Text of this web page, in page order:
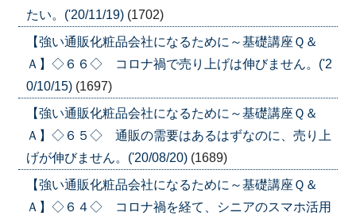
たい。('20/11/19) (1702)
【強い通販化粧品会社になるために～基礎講座Ｑ＆
Ａ】◇６６◇ コロナ禍で売り上げは伸びません。('2
0/10/15) (1697)
【強い通販化粧品会社になるために～基礎講座Ｑ＆
Ａ】◇６５◇ 通販の需要はあるはずなのに、売り上
げが伸びません。('20/08/20) (1689)
【強い通販化粧品会社になるために～基礎講座Ｑ＆
Ａ】◇６４◇ コロナ禍を経て、シニアのスマホ活用